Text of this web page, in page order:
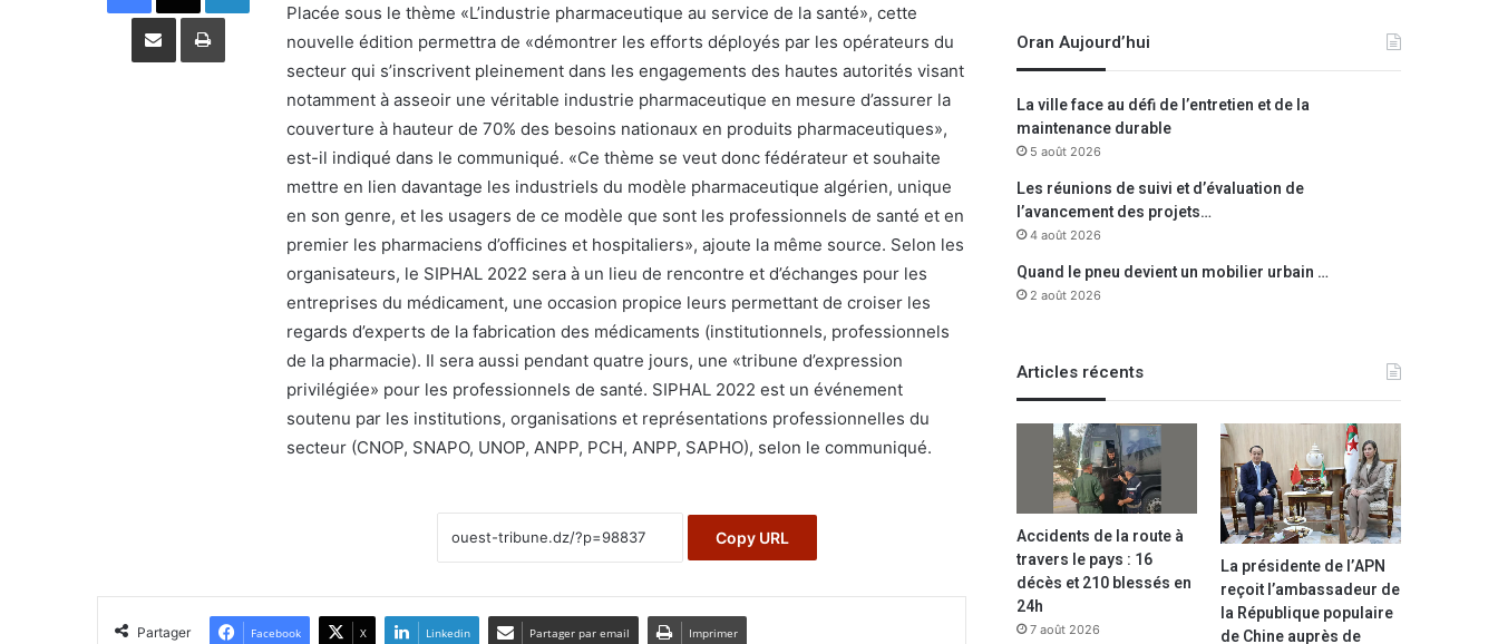
Placée sous le thème «L’industrie pharmaceutique au service de la santé», cette
nouvelle édition permettra de «démontrer les efforts déployés par les opérateurs du
secteur qui s’inscrivent pleinement dans les engagements des hautes autorités visant
notamment à asseoir une véritable industrie pharmaceutique en mesure d’assurer la
couverture à hauteur de 70% des besoins nationaux en produits pharmaceutiques»,
est-il indiqué dans le communiqué. «Ce thème se veut donc fédérateur et souhaite
mettre en lien davantage les industriels du modèle pharmaceutique algérien, unique
en son genre, et les usagers de ce modèle que sont les professionnels de santé et en
premier les pharmaciens d’officines et hospitaliers», ajoute la même source. Selon les
organisateurs, le SIPHAL 2022 sera à un lieu de rencontre et d’échanges pour les
entreprises du médicament, une occasion propice leurs permettant de croiser les
regards d’experts de la fabrication des médicaments (institutionnels, professionnels
de la pharmacie). Il sera aussi pendant quatre jours, une «tribune d’expression
privilégiée» pour les professionnels de santé. SIPHAL 2022 est un événement
soutenu par les institutions, organisations et représentations professionnelles du
secteur (CNOP, SNAPO, UNOP, ANPP, PCH, ANPP, SAPHO), selon le communiqué.
Copy URL
Partager par email Imprimer
Partager Facebook X Linkedin Partager par email Imprimer
Oran Aujourd’hui
La ville face au défi de l’entretien et de la
maintenance durable
5 août 2026
Les réunions de suivi et d’évaluation de
l’avancement des projets…
4 août 2026
Quand le pneu devient un mobilier urbain …
2 août 2026
Articles récents
Accidents de la route à
travers le pays : 16
décès et 210 blessés en
24h
7 août 2026
La présidente de l’APN
reçoit l’ambassadeur de
la République populaire
de Chine auprès de